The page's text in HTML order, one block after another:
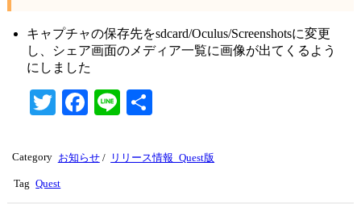
キャプチャの保存先をsdcard/Oculus/Screenshotsに変更
し、シェア画面のメディア一覧に画像が出てくるよう
にしました
T
tte
r
Fa
bo
Li
Category お知らせ/ リリース情報_Quest版
Tag Quest